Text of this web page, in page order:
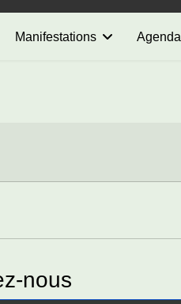
Manifestations Agenda
nous